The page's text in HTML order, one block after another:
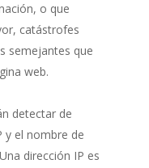
o que
catástrofes
semejantes que
web.
detectar de
y el nombre de
dirección IP es